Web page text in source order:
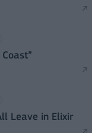
Leave in Elixir